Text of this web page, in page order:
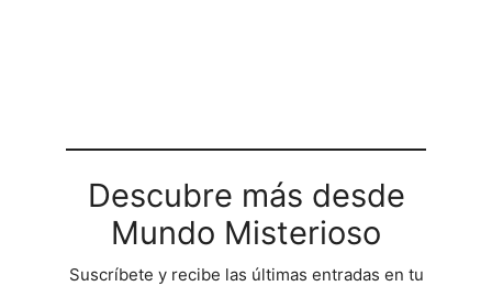
Descubre más desde
Mundo Misterioso
Suscríbete y recibe las últimas entradas en tu